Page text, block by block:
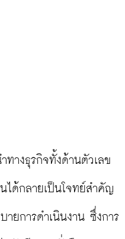
ทางธุรกิจทั้งด้านตัวเลข
ได้กลายเป็นโจทย์สำคัญ
ายการดำเนินงาน ซึ่งการ